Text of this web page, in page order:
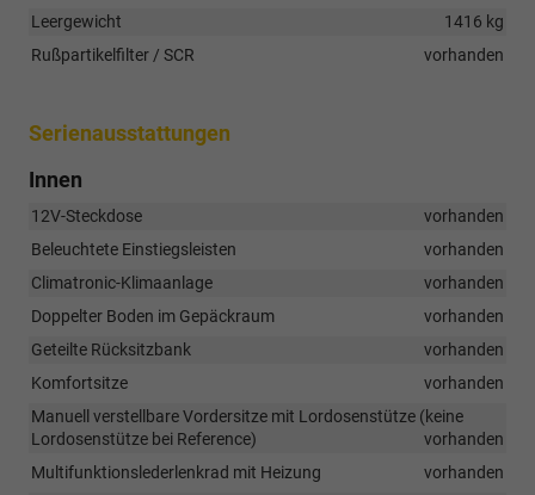
Leergewicht
1416 kg
Rußpartikelfilter / SCR
vorhanden
Serienausstattungen
Innen
12V-Steckdose
vorhanden
Beleuchtete Einstiegsleisten
vorhanden
Climatronic-Klimaanlage
vorhanden
Doppelter Boden im Gepäckraum
vorhanden
Geteilte Rücksitzbank
vorhanden
Komfortsitze
vorhanden
Manuell verstellbare Vordersitze mit Lordosenstütze (keine
Lordosenstütze bei Reference)
vorhanden
Multifunktionslederlenkrad mit Heizung
vorhanden